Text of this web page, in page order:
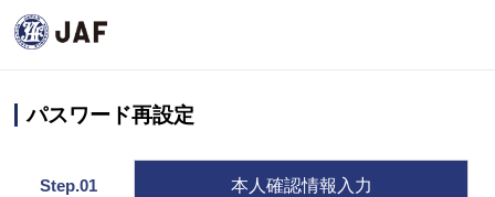
パスワード再設定
Step.01 本人確認情報入力